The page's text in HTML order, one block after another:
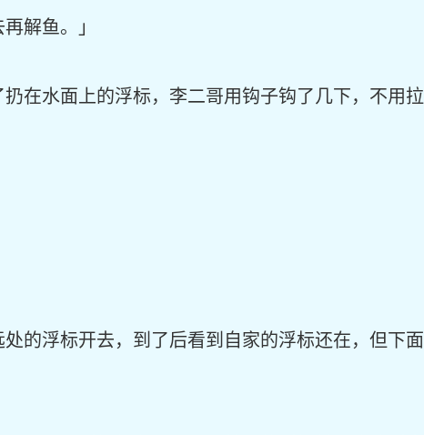
解鱼。」
在水面上的浮标，李二哥用钩子钩了几下，不用
的浮标开去，到了后看到自家的浮标还在，但下